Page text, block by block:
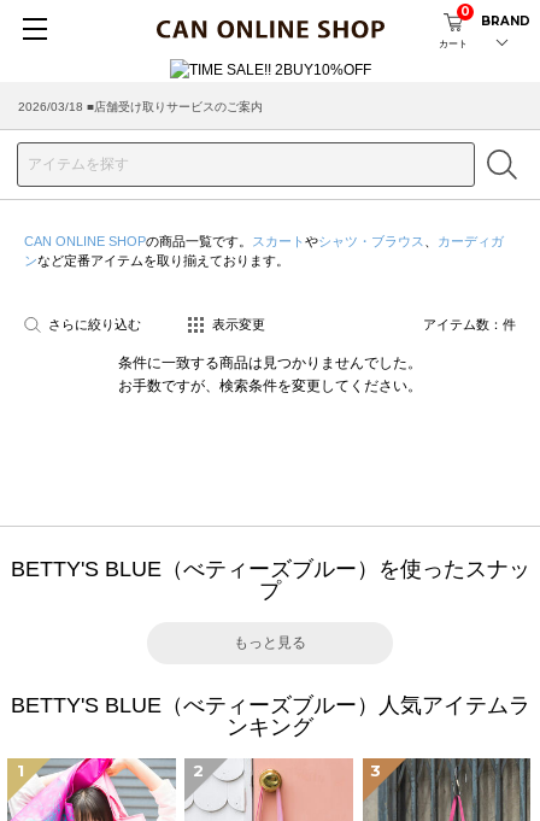
カート
0
BRAND
2026/03/18 ■店舗受け取りサービスのご案内
CAN ONLINE SHOPの商品一覧です。 スカート やシャツ・ブラウス
カーディガ
ンなど定番アイテムを取り揃えております。
さらに絞り込む 表示変更 アイテム数： 件
条件に一致する商品は見つかりませんでした。
お手数ですが、検索条件を変更してください。
BETTY'S BLUE（べティーズブルー）を使ったスナッ
プ
もっと見る
BETTY'S BLUE（べティーズブルー）人気アイテムラ
ンキング
1 2 3